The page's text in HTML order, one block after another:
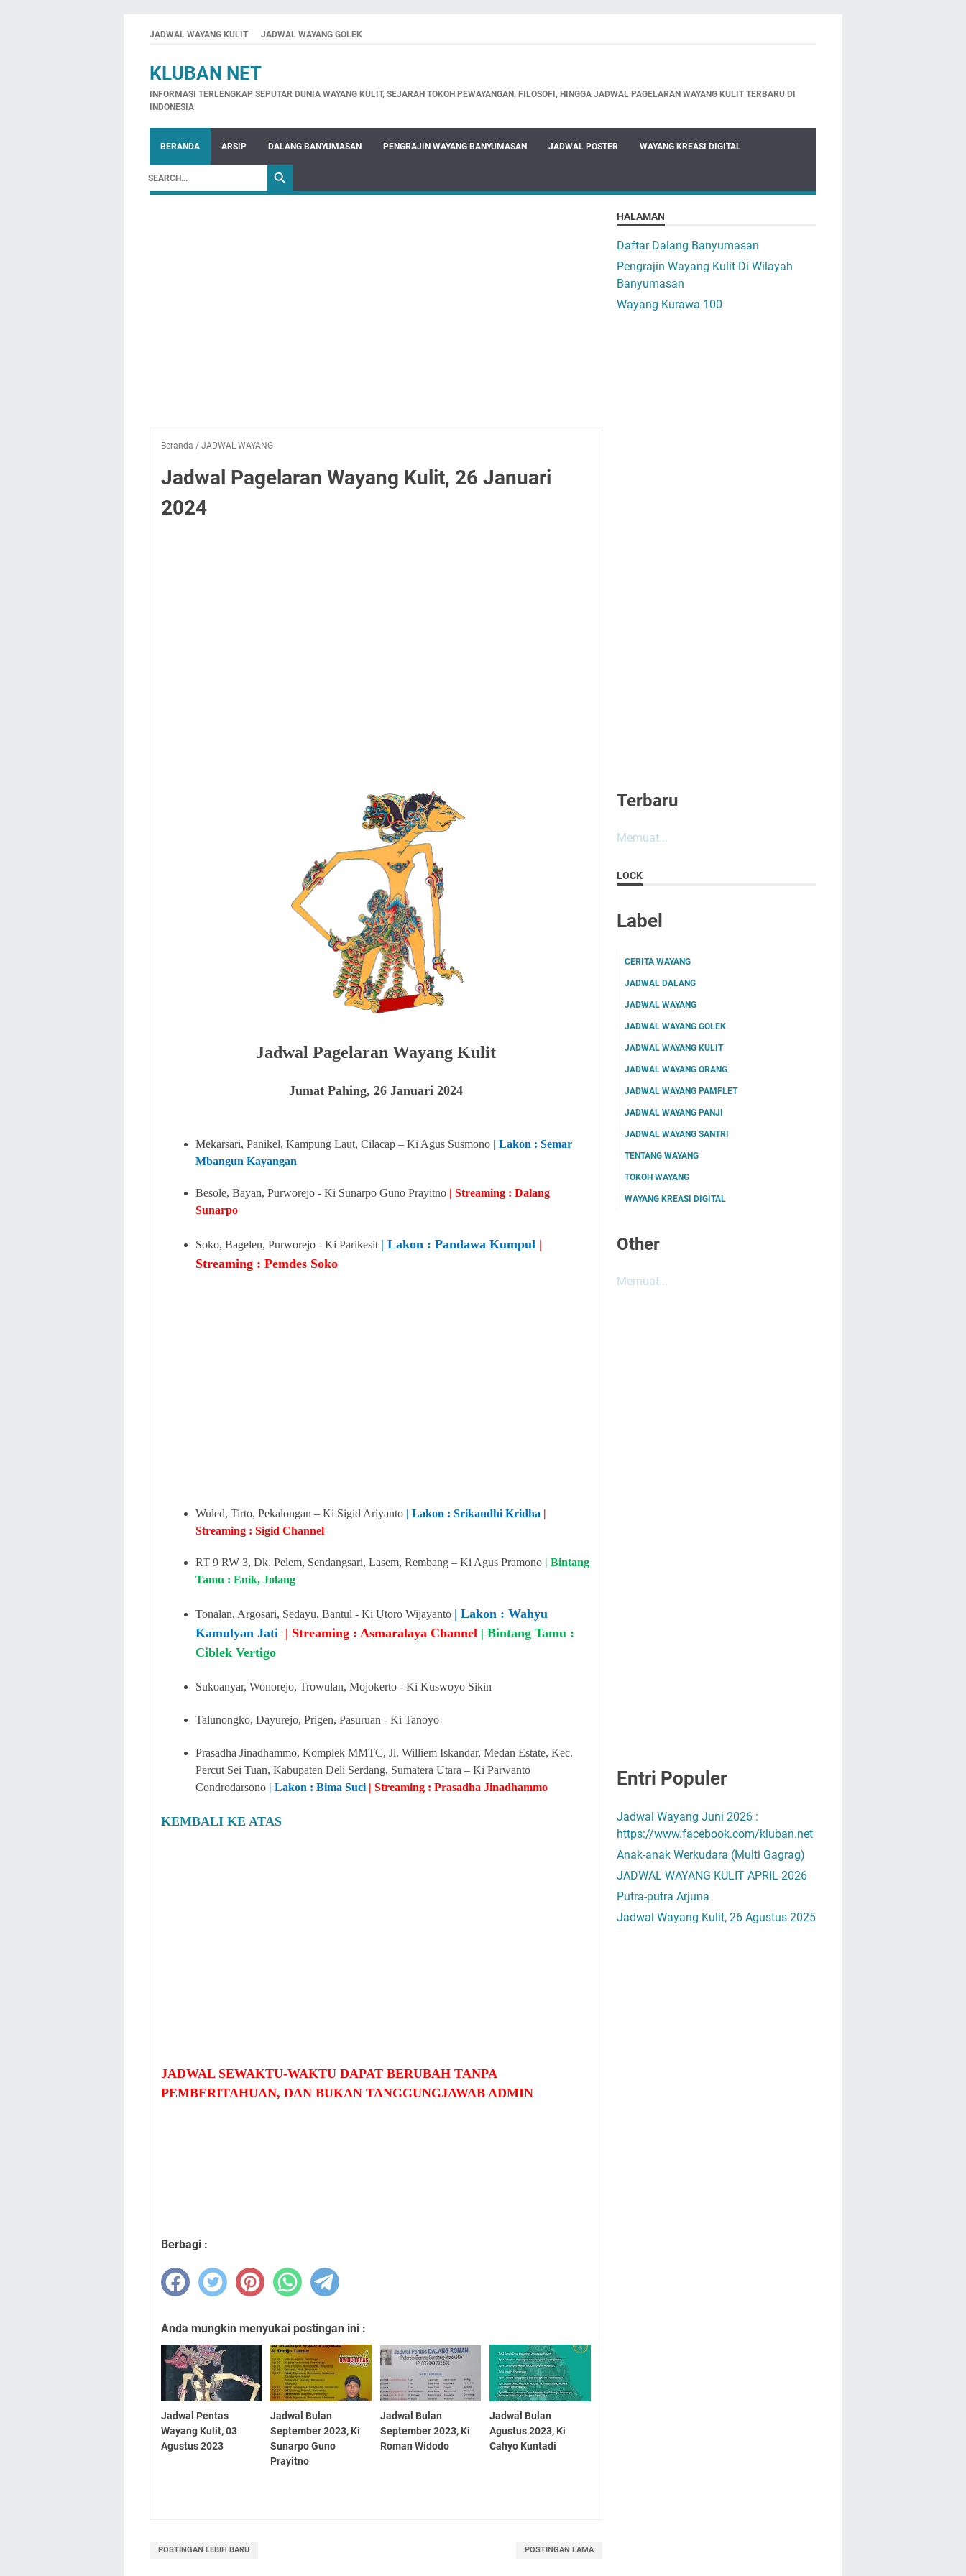
JADWAL WAYANG KULIT JADWAL WAYANG GOLEK
KLUBAN NET
INFORMASI TERLENGKAP SEPUTAR DUNIA WAYANG KULIT, SEJARAH TOKOH PEWAYANGAN, FILOSOFI, HINGGA JADWAL PAGELARAN WAYANG KULIT TERBARU DI
INDONESIA
BERANDA ARSIP DALANG BANYUMASAN PENGRAJIN WAYANG BANYUMASAN JADWAL POSTER WAYANG KREASI DIGITAL
Beranda / JADWAL WAYANG
Jadwal Pagelaran Wayang Kulit, 26 Januari
2024
Jadwal Pagelaran Wayang Kulit
Jumat Pahing, 26 Januari 2024
Mekarsari, Panikel, Kampung Laut, Cilacap – Ki Agus Susmono | Lakon : Semar
Mbangun Kayangan
Besole, Bayan, Purworejo - Ki Sunarpo Guno Prayitno | Streaming : Dalang
Sunarpo
Soko, Bagelen, Purworejo - Ki Parikesit | Lakon : Pandawa Kumpul |
Streaming : Pemdes Soko
Wuled, Tirto, Pekalongan – Ki Sigid Ariyanto | Lakon : Srikandhi Kridha |
Streaming : Sigid Channel
RT 9 RW 3, Dk. Pelem, Sendangsari, Lasem, Rembang – Ki Agus Pramono | Bintang
Tamu : Enik, Jolang
Tonalan, Argosari, Sedayu, Bantul - Ki Utoro Wijayanto | Lakon : Wahyu
Kamulyan Jati | Streaming : Asmaralaya Channel | Bintang Tamu :
Ciblek Vertigo
Sukoanyar, Wonorejo, Trowulan, Mojokerto - Ki Kuswoyo Sikin
Talunongko, Dayurejo, Prigen, Pasuruan - Ki Tanoyo
Prasadha Jinadhammo, Komplek MMTC, Jl. Williem Iskandar, Medan Estate, Kec.
Percut Sei Tuan, Kabupaten Deli Serdang, Sumatera Utara – Ki Parwanto
Condrodarsono | Lakon : Bima Suci | Streaming : Prasadha Jinadhammo
KEMBALI KE ATAS
JADWAL SEWAKTU-WAKTU DAPAT BERUBAH TANPA
PEMBERITAHUAN, DAN BUKAN TANGGUNGJAWAB ADMIN
Berbagi :
Anda mungkin menyukai postingan ini :
Jadwal Pentas
Wayang Kulit, 03
Agustus 2023
Jadwal Bulan
September 2023, Ki
Sunarpo Guno
Prayitno
Jadwal Bulan
September 2023, Ki
Roman Widodo
Jadwal Bulan
Agustus 2023, Ki
Cahyo Kuntadi
POSTINGAN LEBIH BARU POSTINGAN LAMA
HALAMAN
Daftar Dalang Banyumasan
Pengrajin Wayang Kulit Di Wilayah
Banyumasan
Wayang Kurawa 100
Terbaru
Memuat...
LOCK
Label
CERITA WAYANG
JADWAL DALANG
JADWAL WAYANG
JADWAL WAYANG GOLEK
JADWAL WAYANG KULIT
JADWAL WAYANG ORANG
JADWAL WAYANG PAMFLET
JADWAL WAYANG PANJI
JADWAL WAYANG SANTRI
TENTANG WAYANG
TOKOH WAYANG
WAYANG KREASI DIGITAL
Other
Memuat...
Entri Populer
Jadwal Wayang Juni 2026 :
https://www.facebook.com/kluban.net
Anak-anak Werkudara (Multi Gagrag)
JADWAL WAYANG KULIT APRIL 2026
Putra-putra Arjuna
Jadwal Wayang Kulit, 26 Agustus 2025